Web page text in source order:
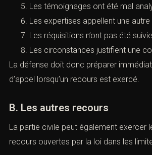
La qualification retenue est
Une erreur de droit a été
Une preuve importante a été sous-
Les témoignages ont été mal
Les expertises appellent une autre
Les réquisitions n’ont pas été
La défense doit donc préparer
d’appel lorsqu’un recours est exercé.